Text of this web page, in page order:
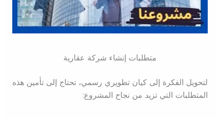
متطلبات إنشاء شركة عقارية
لتحويل الفكرة إلى كيان تطويري رسمي، تحتاج إلى تأمين هذه
المتطلبات التي تزيد من نجاح المشروع: